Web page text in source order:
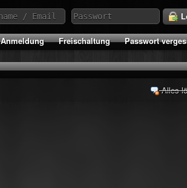
Anmeldung Freischaltung Passwort
Alles